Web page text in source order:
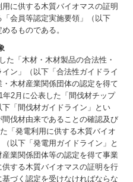
に供する木質バイオマスの証明
会員等認定実施要領」（以下
るものである。
た「木材・木材製品の合法性・
ン」（以下「合法性ガイドライ
木材産業関係団体の認定を得て
2月に公表した「間伐材チップ
「間伐材ガイドライン」とい
伐材由来であることの確認及び
「発電利用に供する木質バイオ
以下「発電用ガイドライン」と
業関係団体等の認定を得て事業
する木質バイオマスの証明を行
づく認定を受けなければならな